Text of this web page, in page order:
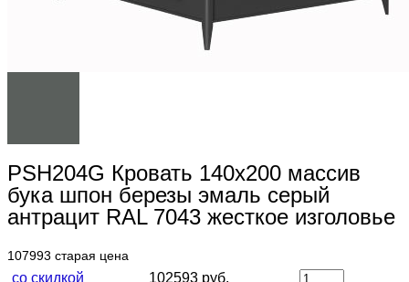
PSH204G Кровать 140х200 массив
бука шпон березы эмаль серый
антрацит RAL 7043 жесткое изголовье
107993 старая цена
со скидкой
102593 руб.